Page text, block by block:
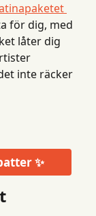
för dig, med
låter dig
inte räcker
✨